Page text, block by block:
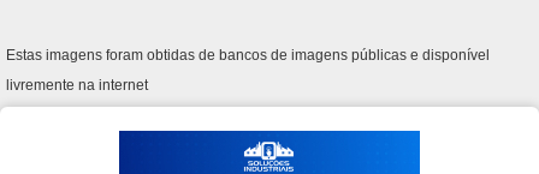
Estas imagens foram obtidas de bancos de imagens públicas e disponível
livremente na internet